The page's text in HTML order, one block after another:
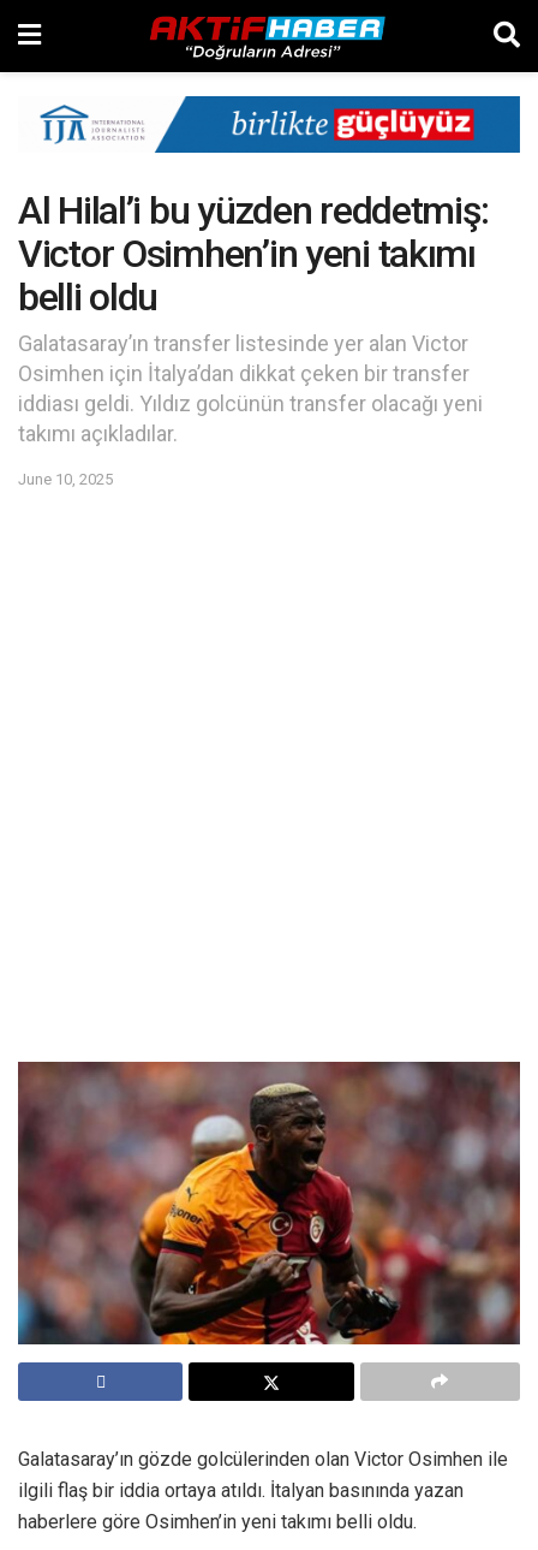
Al Hilal’i bu yüzden reddetmiş:
Victor Osimhen’in yeni takımı
belli oldu
Galatasaray’ın transfer listesinde yer alan Victor
Osimhen için İtalya’dan dikkat çeken bir transfer
iddiası geldi. Yıldız golcünün transfer olacağı yeni
takımı açıkladılar.
June 10, 2025
Galatasaray’ın gözde golcülerinden olan Victor Osimhen ile
ilgili flaş bir iddia ortaya atıldı. İtalyan basınında yazan
haberlere göre Osimhen’in yeni takımı belli oldu.